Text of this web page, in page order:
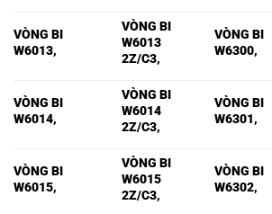
VÒNG BI
W6013,
VÒNG BI
W6013
2Z/C3,
VÒNG BI
W6300,
VÒNG BI
W6014,
VÒNG BI
W6014
2Z/C3,
VÒNG BI
W6301,
VÒNG BI
W6015,
VÒNG BI
W6015
2Z/C3,
VÒNG BI
W6302,